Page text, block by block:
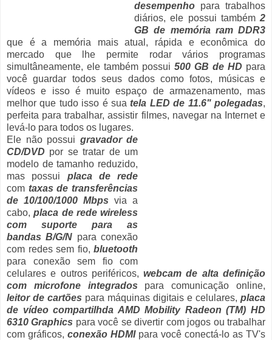
desempenho para trabalhos
diários, ele possui também2
GB de memória ram DDR3
que é a memória mais atual, rápida e econômica do
mercado que lhe permite rodar vários programas
simultâneamente, ele também possui 500 GB de HD para
você guardar todos seus dados como fotos, músicas e
vídeos e isso é muito espaço de armazenamento, mas
melhor que tudo isso é suatela LED de 11.6" polegadas,
perfeita para trabalhar, assistir filmes, navegar na Internet e
levá-lo para todos os lugares.
Ele não possui gravador de
CD/DVD por se tratar de um
modelo de tamanho reduzido,
mas possui placa de rede
com taxas de transferências
de 10/100/1000 Mbps via a
cabo,placa de rede wireless
com suporte para as
bandas B/G/N para conexão
com redes sem fio, bluetooth
para conexão sem fio com
celulares e outros periféricos,webcam de alta definição
com microfone integrados para comunicação online,
leitor de cartões para máquinas digitais e celulares, placa
de vídeo compartilhda AMD Mobility Radeon (TM) HD
6310 Graphics para você se divertir com jogos ou trabalhar
com gráficos, conexão HDMIpara você conectá-lo as TV's